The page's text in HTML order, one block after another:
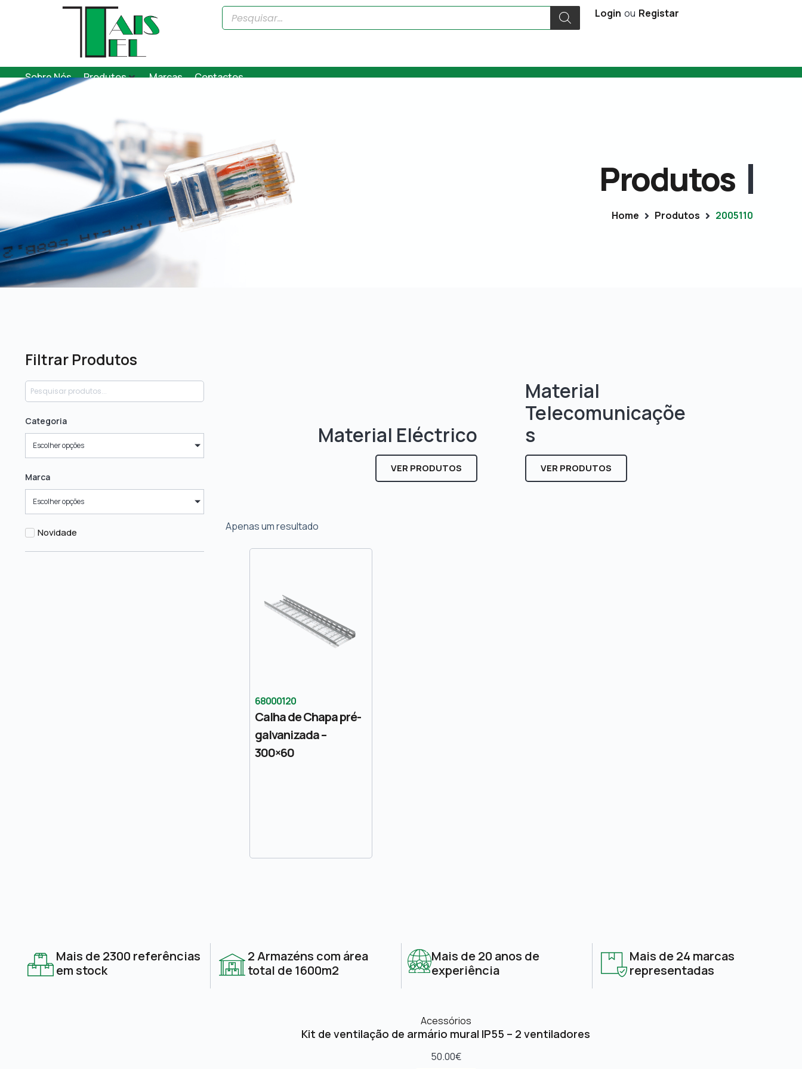
Login ou Registar
Sobre Nós Produtos Marcas Contactos
Produtos
Home Produtos 2005110
Filtrar Produtos
Categoria
Escolher opções
Marca
Escolher opções
Novidade
Material Eléctrico
VER PRODUTOS
Material
Telecomunicaçõe
s
VER PRODUTOS
Apenas um resultado
68000120
Calha de Chapa pré-
galvanizada –
300×60
Mais de 2300 referências
em stock
2 Armazéns com área
total de 1600m2
Mais de 20 anos de
experiência
Mais de 24 marcas
representadas
Acessórios
Kit de ventilação de armário mural IP55 – 2 ventiladores
50.00€